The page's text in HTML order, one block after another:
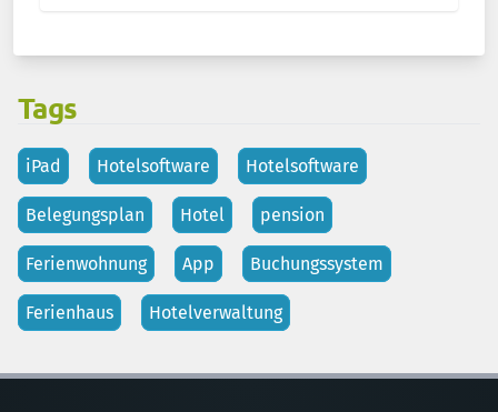
Tags
iPad Hotelsoftware Hotelsoftware
Belegungsplan Hotel pension
Ferienwohnung App Buchungssystem
Ferienhaus Hotelverwaltung